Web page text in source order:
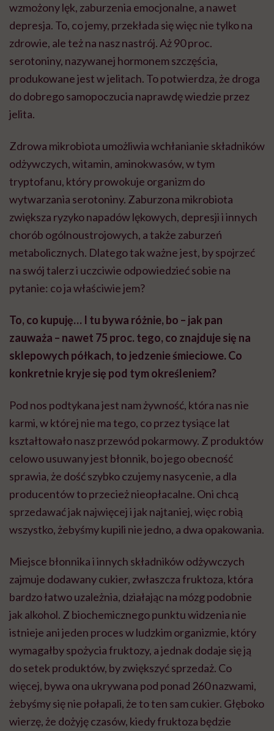
wzmożony lęk, zaburzenia emocjonalne, a nawet
depresja. To, co jemy, przekłada się więc nie tylko na
zdrowie, ale też na nasz nastrój. Aż 90 proc.
serotoniny, nazywanej hormonem szczęścia,
produkowane jest w jelitach. To potwierdza, że droga
do dobrego samopoczucia naprawdę wiedzie przez
jelita.
Zdrowa mikrobiota umożliwia wchłanianie składników
odżywczych, witamin, aminokwasów, w tym
tryptofanu, który prowokuje organizm do
wytwarzania serotoniny. Zaburzona mikrobiota
zwiększa ryzyko napadów lękowych, depresji i innych
chorób ogólnoustrojowych, a także zaburzeń
metabolicznych. Dlatego tak ważne jest, by spojrzeć
na swój talerz i uczciwie odpowiedzieć sobie na
pytanie: co ja właściwie jem?
To, co kupuję… I tu bywa różnie, bo – jak pan
zauważa – nawet 75 proc. tego, co znajduje się na
sklepowych półkach, to jedzenie śmieciowe. Co
konkretnie kryje się pod tym określeniem?
Pod nos podtykana jest nam żywność, która nas nie
karmi, w której nie ma tego, co przez tysiące lat
kształtowało nasz przewód pokarmowy. Z produktów
celowo usuwany jest błonnik, bo jego obecność
sprawia, że dość szybko czujemy nasycenie, a dla
producentów to przecież nieopłacalne. Oni chcą
sprzedawać jak najwięcej i jak najtaniej, więc robią
wszystko, żebyśmy kupili nie jedno, a dwa opakowania.
Miejsce błonnika i innych składników odżywczych
zajmuje dodawany cukier, zwłaszcza fruktoza, która
bardzo łatwo uzależnia, działając na mózg podobnie
jak alkohol. Z biochemicznego punktu widzenia nie
istnieje ani jeden proces w ludzkim organizmie, który
wymagałby spożycia fruktozy, a jednak dodaje się ją
do setek produktów, by zwiększyć sprzedaż. Co
więcej, bywa ona ukrywana pod ponad 260 nazwami,
żebyśmy się nie połapali, że to ten sam cukier. Głęboko
wierzę, że dożyję czasów, kiedy fruktoza będzie